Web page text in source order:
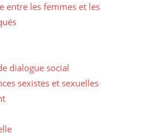
entre les femmes et les
dialogue social
sexistes et sexuelles